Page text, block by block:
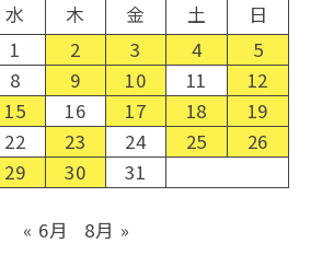
水 木 金 土
日
1
2 3 4
5
8 9 10 11
12
15 16 17 18
19
22 23 24 25
26
29 30 31
« 6月 8月 »